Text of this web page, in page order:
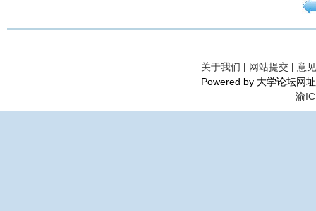
关于我们 | 网站提交 | 意
Powered by 大学论坛网
渝